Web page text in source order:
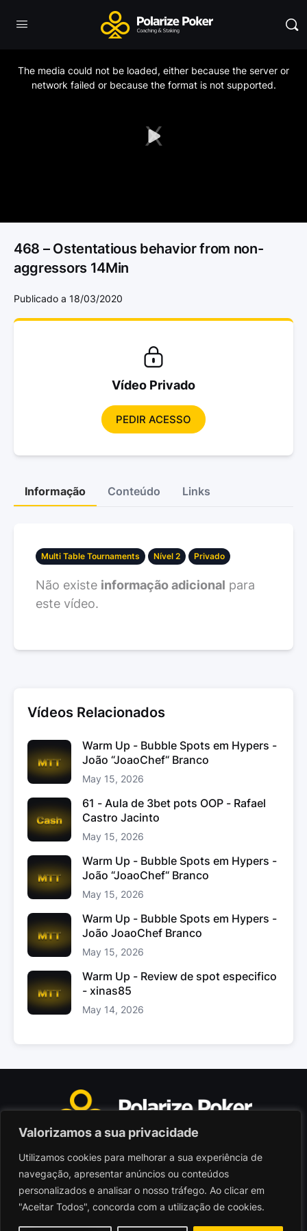
Valorizamos a sua privacidade
Utilizamos cookies para melhorar a sua experiência de
navegação, apresentar anúncios ou conteúdos
personalizados e analisar o nosso tráfego. Ao clicar em
"Aceitar Todos", concorda com a utilização de cookies.
Play
The media could not be loaded, either because the server or
network failed or because the format is not supported.
468 – Ostentatious behavior from non-
aggressors 14Min
Publicado a 18/03/2020
Vídeo Privado
PEDIR ACESSO
Informação Conteúdo Links
Multi Table Tournaments Nível 2 Privado
Não existe informação adicional para
este vídeo.
Vídeos Relacionados
Warm Up - Bubble Spots em Hypers -
João “JoaoChef“ Branco
May 15, 2026
61 - Aula de 3bet pots OOP - Rafael
Castro Jacinto
May 15, 2026
Warm Up - Bubble Spots em Hypers -
João “JoaoChef“ Branco
May 15, 2026
Warm Up - Bubble Spots em Hypers -
João JoaoChef Branco
May 15, 2026
Warm Up - Review de spot especifico
- xinas85
May 14, 2026
Polarize Poker Limited, Malta
Sociedade comercial registada sob n.º C103402
© 2026 - Polarize Poker
Termos de Utilização